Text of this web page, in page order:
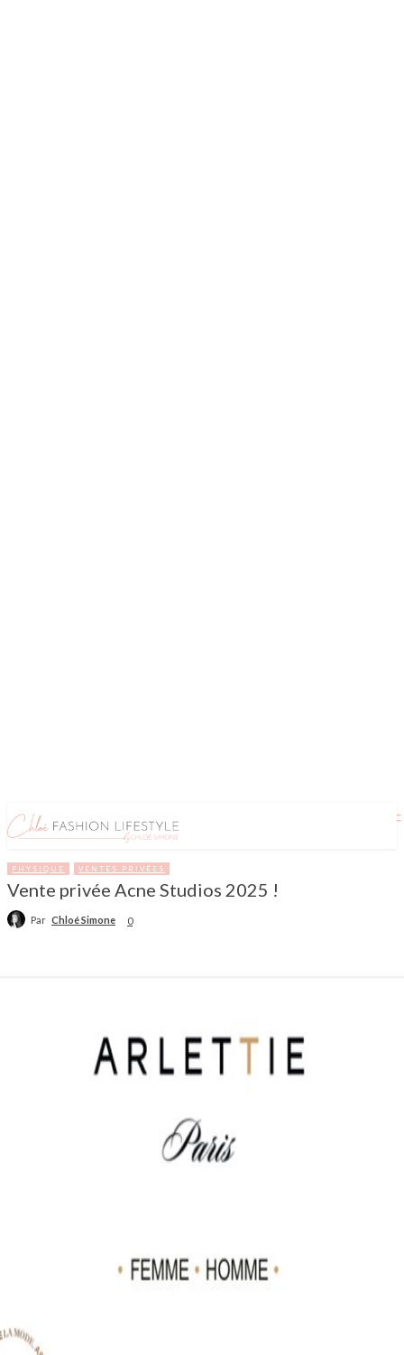
PHYSIQUE VENTES PRIVÉES
Vente privée Acne Studios 2025 !
Par Chloé Simone 0